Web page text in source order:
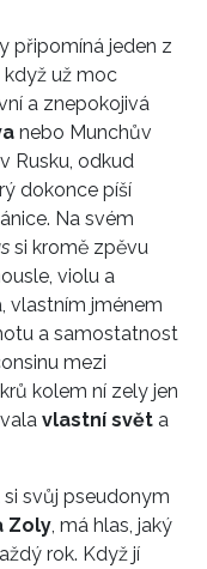
připomíná jeden z
když už moc
a znepokojivá
nebo Munchův
Rusku, odkud
dokonce píší
Na svém
si kromě zpěvu
violu a
vlastním jménem
a samostatnost
mezi
kolem ní zely jen
vlastní svět a
svůj pseudonym
Zoly , má hlas, jaký
rok. Když jí